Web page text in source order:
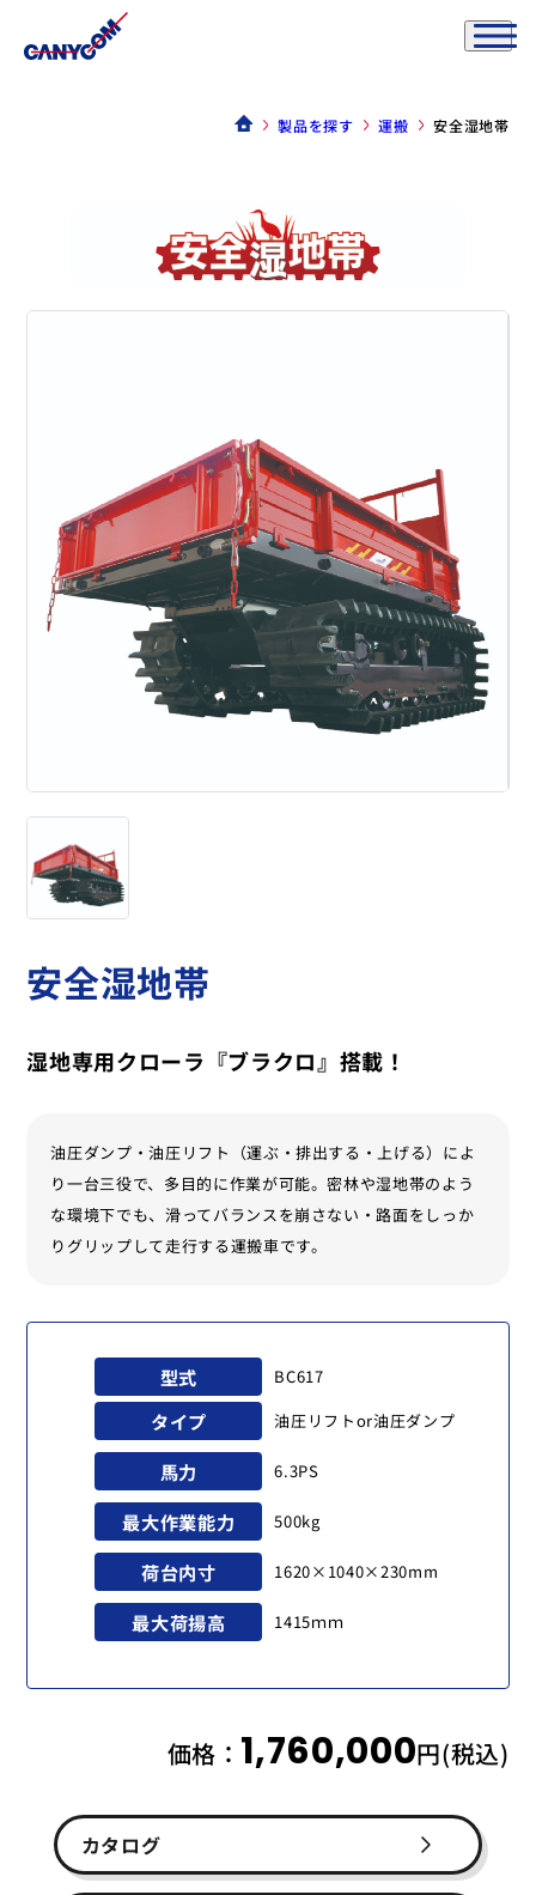
製品を探す 運搬 安全湿地帯
安全湿地帯
湿地専用クローラ『ブラクロ』搭載！
油圧ダンプ・油圧リフト（運ぶ・排出する・上げる）によ
り一台三役で、多目的に作業が可能。密林や湿地帯のよう
な環境下でも、滑ってバランスを崩さない・路面をしっか
りグリップして走行する運搬車です。
型式 BC617
タイプ 油圧リフトor油圧ダンプ
馬力 6.3PS
最大作業能力 500kg
荷台内寸 1620×1040×230mm
最大荷揚高 1415ｍｍ
価格： 1,760,000円(税込)
カタログ